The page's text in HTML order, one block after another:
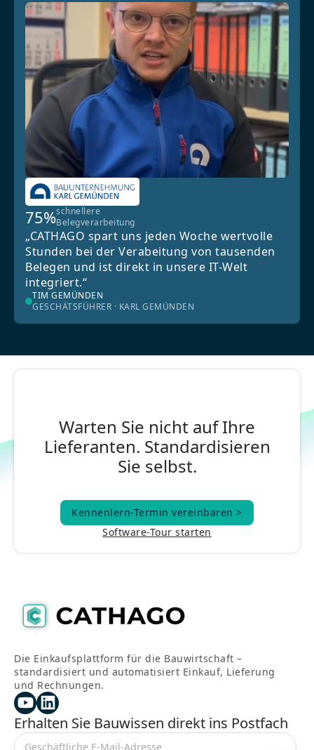
75%schnellere
Belegverarbeitung
„CATHAGO spart uns jeden Woche wertvolle
Stunden bei der Verabeitung von tausenden
Belegen und ist direkt in unsere IT-Welt
integriert.“
TIM GEMÜNDEN
GESCHÄTSFÜHRER · KARL GEMÜNDEN
Warten Sie nicht auf Ihre
Lieferanten. Standardisieren
Sie selbst.
Kennenlern-Termin vereinbaren >
Kennenlern-Termin vereinbaren >
Software-Tour starten
Die Einkaufsplattform für die Bauwirtschaft –
standardisiert und automatisiert Einkauf, Lieferung
und Rechnungen.
Erhalten Sie Bauwissen direkt ins Postfach